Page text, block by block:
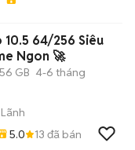
10.5 64/256 Siêu
Ngon 🚀
GB 4-6 tháng
5.0 13 đã bán